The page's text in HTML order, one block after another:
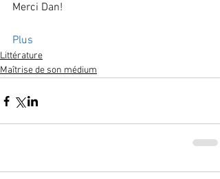
Merci Dan!
Plus
Littérature
Maîtrise de son médium